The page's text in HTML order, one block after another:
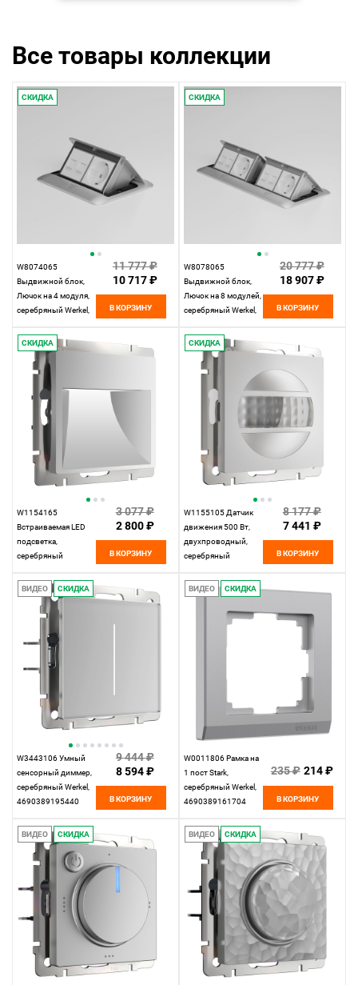
Все товары коллекции
СКИДКА
W8074065
Выдвижной блок,
Лючок на 4 модуля,
серебряный Werkel,
11 777 ₽
10 717 ₽
В КОРЗИНУ
СКИДКА
W8078065
Выдвижной блок,
Лючок на 8 модулей,
серебряный Werkel,
20 777 ₽
18 907 ₽
В КОРЗИНУ
СКИДКА
W1154165
Встраиваемая LED
подсветка,
серебряный
4690389205408
3 077 ₽
2 800 ₽
В КОРЗИНУ
СКИДКА
W1155105 Датчик
движения 500 Вт,
двухпроводный,
серебряный
4690389205446
8 177 ₽
7 441 ₽
В КОРЗИНУ
ВИДЕО СКИДКА
W3443106 Умный
сенсорный диммер,
серебряный Werkel,
4690389195440
9 444 ₽
8 594 ₽
В КОРЗИНУ
ВИДЕО СКИДКА
W0011806 Рамка на
1 пост Stark,
серебряный Werkel,
4690389161704
235 ₽ 214 ₽
В КОРЗИНУ
ВИДЕО СКИДКА ВИДЕО СКИДКА